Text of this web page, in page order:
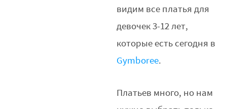
видим все платья для
девочек 3-12 лет,
которые есть сегодня в
Gymboree.
Платьев много, но нам